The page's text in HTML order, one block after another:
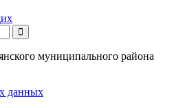
муниципального района
данных